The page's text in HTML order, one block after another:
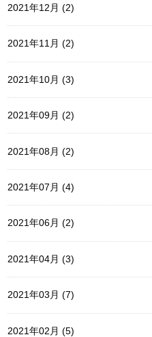
2021年12月 (2)
2021年11月 (2)
2021年10月 (3)
2021年09月 (2)
2021年08月 (2)
2021年07月 (4)
2021年06月 (2)
2021年04月 (3)
2021年03月 (7)
2021年02月 (5)